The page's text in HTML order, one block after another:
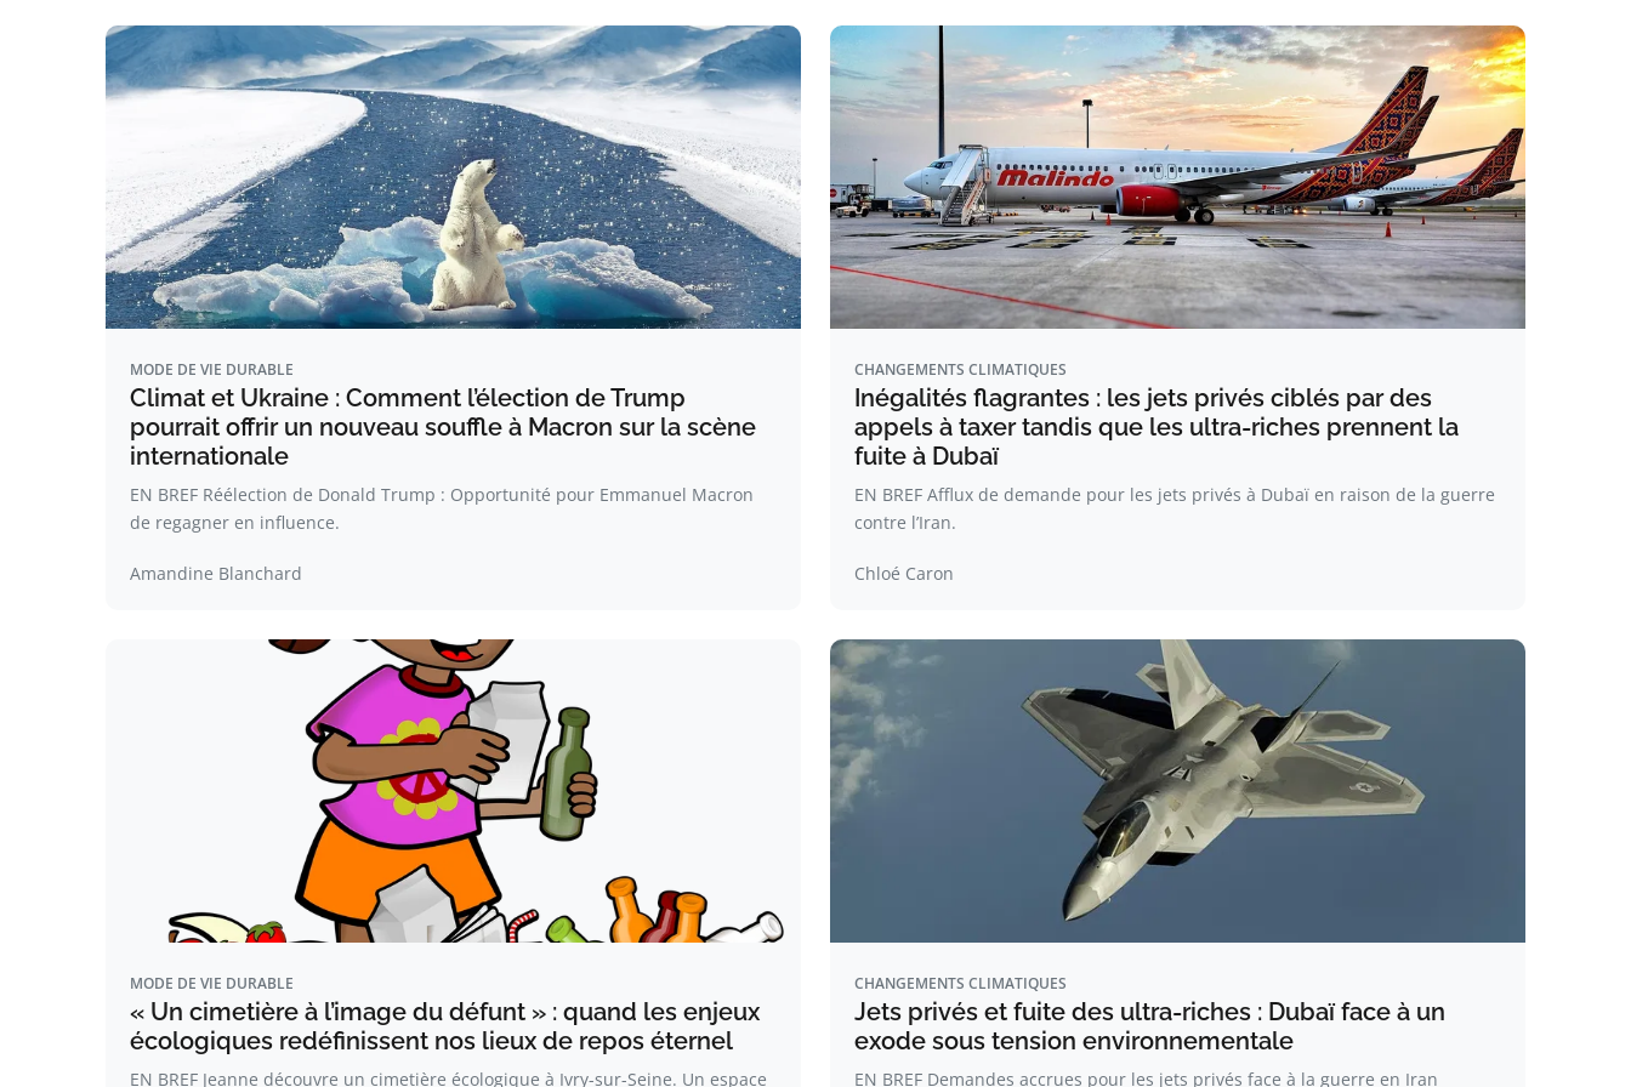
MODE DE VIE DURABLE
Climat et Ukraine : Comment l’élection de Trump
pourrait offrir un nouveau souffle à Macron sur la scène
internationale
EN BREF Réélection de Donald Trump : Opportunité pour Emmanuel Macron
de regagner en influence.
Amandine Blanchard
CHANGEMENTS CLIMATIQUES
Inégalités flagrantes : les jets privés ciblés par des
appels à taxer tandis que les ultra-riches prennent la
fuite à Dubaï
EN BREF Afflux de demande pour les jets privés à Dubaï en raison de la guerre
contre l’Iran.
Chloé Caron
MODE DE VIE DURABLE
« Un cimetière à l’image du défunt » : quand les enjeux
écologiques redéfinissent nos lieux de repos éternel
EN BREF Jeanne découvre un cimetière écologique à Ivry-sur-Seine. Un espace
CHANGEMENTS CLIMATIQUES
Jets privés et fuite des ultra-riches : Dubaï face à un
exode sous tension environnementale
EN BREF Demandes accrues pour les jets privés face à la guerre en Iran